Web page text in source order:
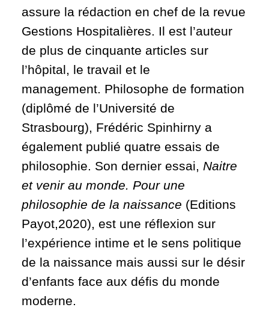
assure la rédaction en chef de la revue
Gestions Hospitalières. Il est l’auteur
de plus de cinquante articles sur
l’hôpital, le travail et le
management. Philosophe de formation
(diplômé de l’Université de
Strasbourg), Frédéric Spinhirny a
également publié quatre essais de
philosophie. Son dernier essai, Naitre
et venir au monde. Pour une
philosophie de la naissance (Editions
Payot,2020), est une réflexion sur
l’expérience intime et le sens politique
de la naissance mais aussi sur le désir
d’enfants face aux défis du monde
moderne.